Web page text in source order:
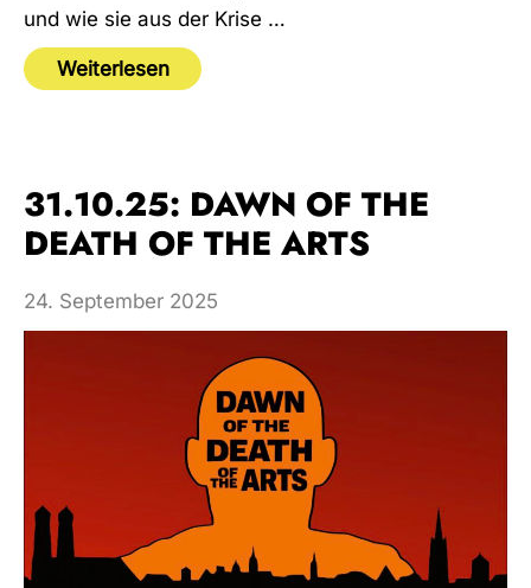
und wie sie aus der Krise …
Weiterlesen
31.10.25: DAWN OF THE
DEATH OF THE ARTS
24. September 2025